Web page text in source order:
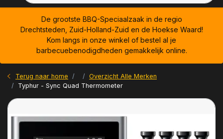
De grootste BBQ-Speciaalzaak in de regio
Drechtsteden, Zuid-Holland-Zuid en de Hoekse Waard!
Kom langs in onze winkel of bestel al je
barbecuebenodigdheden gemakkelijk online.
Terug naar home
Overzicht Alle Merken
Typhur - Sync Quad Thermometer